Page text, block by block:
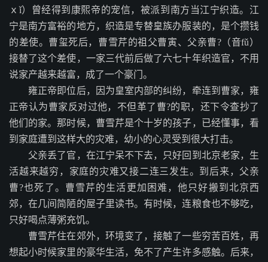
ｘǐ）曾经得到康熙帝的宠信，被派到南方当江宁织造。江
宁是南方富裕的地方，织造是专替皇族办服装的，是个攒钱
的差使。曹玺死后，曹雪芹的祖父曹寅、父亲曹?（音fǔ）
接替了这个差使，一家三代前后做了六七十年织造官，不用
说家产越来越富，成了一个豪门。
雍正帝即位后，因为皇室内部的纠纷，牵连到曹家，雍
正帝认为曹家反对过他，不但革了曹?的职，还下令查抄了
他们的家。那时候，曹雪芹是个十岁的孩子，已经懂事，看
到家庭遭到这样大的灾难，幼小的心灵受到很大打击。
父亲丢了官，在江宁呆不下去，只好回到北京老家，生
活越来越穷，家庭的灾难又接二连三发生。到后来，父亲
曹?也死了。曹雪芹的生活更加困难，他只好搬到北京西
郊，在几间简陋的屋子里读书。有时候，连粮食也不够吃，
只好喝点薄粥充饥。
曹雪芹住在郊外，环境变了，接触了一些穷苦百姓，再
想起小时候家里的豪华生活，免不了产生许多感触。后来，